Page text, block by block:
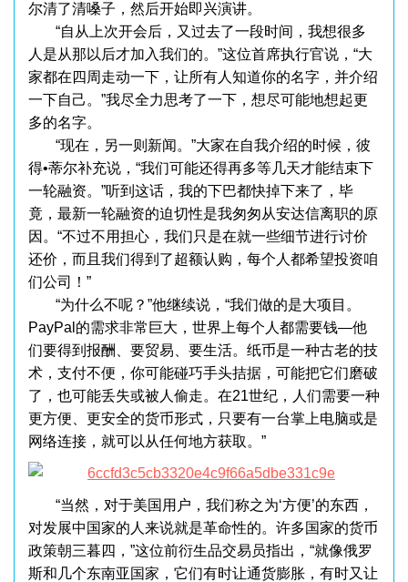
尔清了清嗓子，然后开始即兴演讲。
“自从上次开会后，又过去了一段时间，我想很多
人是从那以后才加入我们的。”这位首席执行官说，“大
家都在四周走动一下，让所有人知道你的名字，并介绍
一下自己。”我尽全力思考了一下，想尽可能地想起更
多的名字。
“现在，另一则新闻。”大家在自我介绍的时候，彼
得•蒂尔补充说，“我们可能还得再多等几天才能结束下
一轮融资。”听到这话，我的下巴都快掉下来了，毕
竟，最新一轮融资的迫切性是我匆匆从安达信离职的原
因。“不过不用担心，我们只是在就一些细节进行讨价
还价，而且我们得到了超额认购，每个人都希望投资咱
们公司！”
“为什么不呢？”他继续说，“我们做的是大项目。
PayPal的需求非常巨大，世界上每个人都需要钱—他
们要得到报酬、要贸易、要生活。纸币是一种古老的技
术，支付不便，你可能碰巧手头拮据，可能把它们磨破
了，也可能丢失或被人偷走。在21世纪，人们需要一种
更方便、更安全的货币形式，只要有一台掌上电脑或是
网络连接，就可以从任何地方获取。”
“当然，对于美国用户，我们称之为‘方便’的东西，
对发展中国家的人来说就是革命性的。许多国家的货币
政策朝三暮四，”这位前衍生品交易员指出，“就像俄罗
斯和几个东南亚国家，它们有时让通货膨胀，有时又让